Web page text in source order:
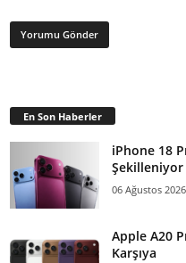
En Son Haberler
iPhone 18
Şekilleniyor
06 Ağustos 2026
Apple A20
Karşıya